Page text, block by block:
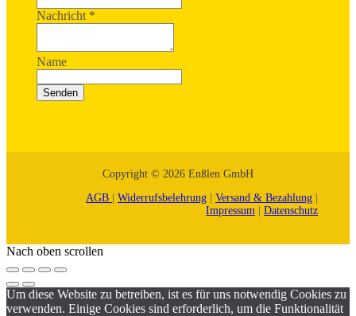
Nachricht *
Name
Senden
Copyright © 2026 Enßlen GmbH
AGB | Widerrufsbelehrung | Versand & Bezahlung |
Impressum | Datenschutz
Nach oben scrollen
Um diese Website zu betreiben, ist es für uns notwendig Cookies zu
verwenden. Einige Cookies sind erforderlich, um die Funktionalität